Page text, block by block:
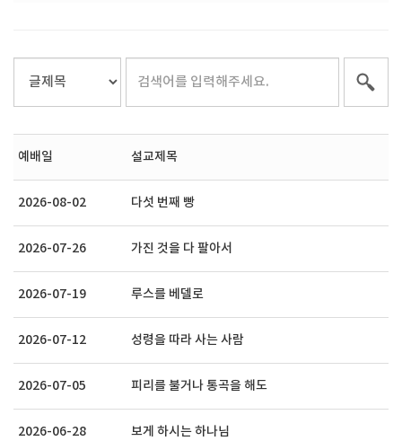
예배일 설교제목
2026-08-02 다섯 번째 빵
2026-07-26 가진 것을 다 팔아서
2026-07-19 루스를 베델로
2026-07-12 성령을 따라 사는 사람
2026-07-05 피리를 불거나 통곡을 해도
2026-06-28 보게 하시는 하나님